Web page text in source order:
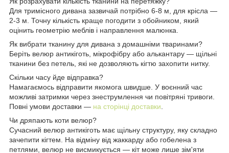
Для тримісного дивана зазвичай потрібно 6-8 м, для крісла —
2-3 м. Точну кількість краще погодити з обойником, який
оцінить геометрію меблів і направлення малюнка.
Як вибрати тканину для дивана з домашніми тваринами?
Беріть велюр антикіготь, мікрофібру або алькантару — щільні
тканини без петель, які не дозволяють кігтю захопити нитку.
Скільки часу йде відправка?
Намагаємось відправити якомога швидше. У воєнний час
можливі затримки через знеструмлення чи повітряні тривоги.
Повні умови доставки — на сторінці доставки
Чи дряпають коти велюр?
Сучасний велюр антикіготь має щільну структуру, яку складно
зачепити кігтем. На відміну від жаккарду або гобелена з
петлями, велюр не висмикується — кіт може лише зім'яти